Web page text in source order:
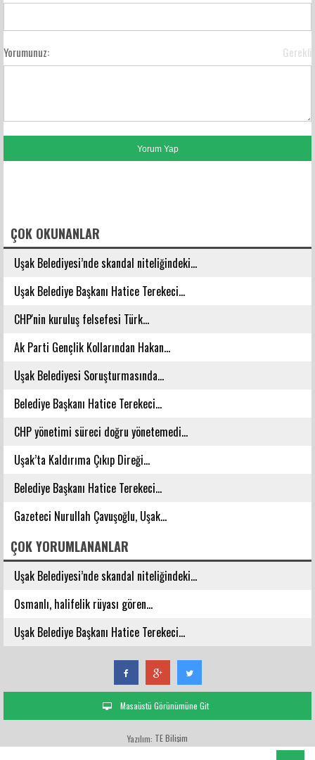
Yorumunuz: Gerekli
ÇOK OKUNANLAR
Uşak Belediyesi’nde skandal niteliğindeki...
Uşak Belediye Başkanı Hatice Terekeci...
CHP'nin kuruluş felsefesi Türk...
Ak Parti Gençlik Kollarından Hakan...
Uşak Belediyesi Soruşturmasında...
Belediye Başkanı Hatice Terekeci...
CHP yönetimi süreci doğru yönetemedi...
Uşak’ta Kaldırıma Çıkıp Direği...
Belediye Başkanı Hatice Terekeci...
Gazeteci Nurullah Çavuşoğlu, Uşak...
ÇOK YORUMLANANLAR
Uşak Belediyesi’nde skandal niteliğindeki...
Osmanlı, halifelik rüyası gören...
Uşak Belediye Başkanı Hatice Terekeci...
Masaüstü Görünümüne Git
Yazılım: TE Bilişim